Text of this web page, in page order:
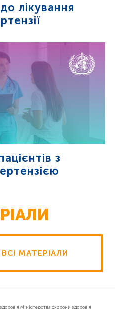
лікування
з
МАТЕРІАЛИ
Міністерства охорони здоров'я